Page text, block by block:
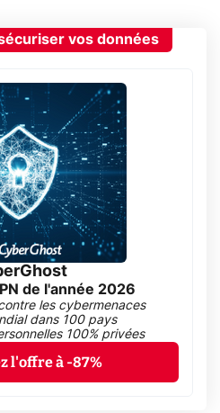
vos données
de l'année 2026
les cybermenaces
dans 100 pays
100% privées
l'offre à -87%